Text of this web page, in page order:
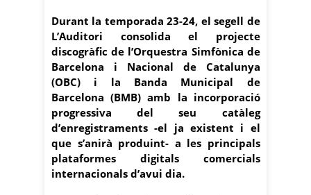
Durant la temporada 23-24, el segell de
L’Auditori consolida el projecte
discogràfic de l’Orquestra Simfònica de
Barcelona i Nacional de Catalunya
(OBC) i la Banda Municipal de
Barcelona (BMB) amb la incorporació
progressiva del seu catàleg
d’enregistraments -el ja existent i el
que s’anirà produint- a les principals
plataformes digitals comercials
internacionals d’avui dia.